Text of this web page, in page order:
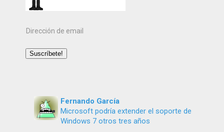
Dirección
email
Suscríbete!
Fernando García
Microsoft podría extender el soporte de
Windows 7 otros tres años